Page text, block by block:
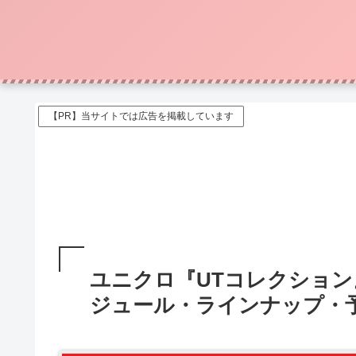
【PR】当サイトでは広告を掲載しています
ユニクロ『UTコレクショ
ジュール・ラインナップ・